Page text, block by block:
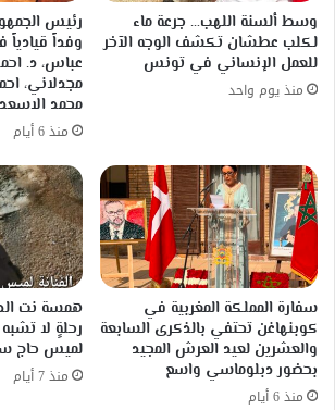
وسط ألسنة اللهب… جرعة ماء
لكلب عطشان تكشف الوجه الآخر
للعمل الإنساني في تونس
منذ يوم واحد
رئيس
وفداً
عباس، د.
مجدلاني،
محمد الاسعد
منذ 6 أيام
سفارة المملكة المغربية في
كوبنهاغن تحتفي بالذكرى السابعة
والعشرين لعيد العرش المجيد
بحضور دبلوماسي واسع
منذ 6 أيام
همسة نت
رحلةٍ لا
لميس حاج
منذ 7 أيام